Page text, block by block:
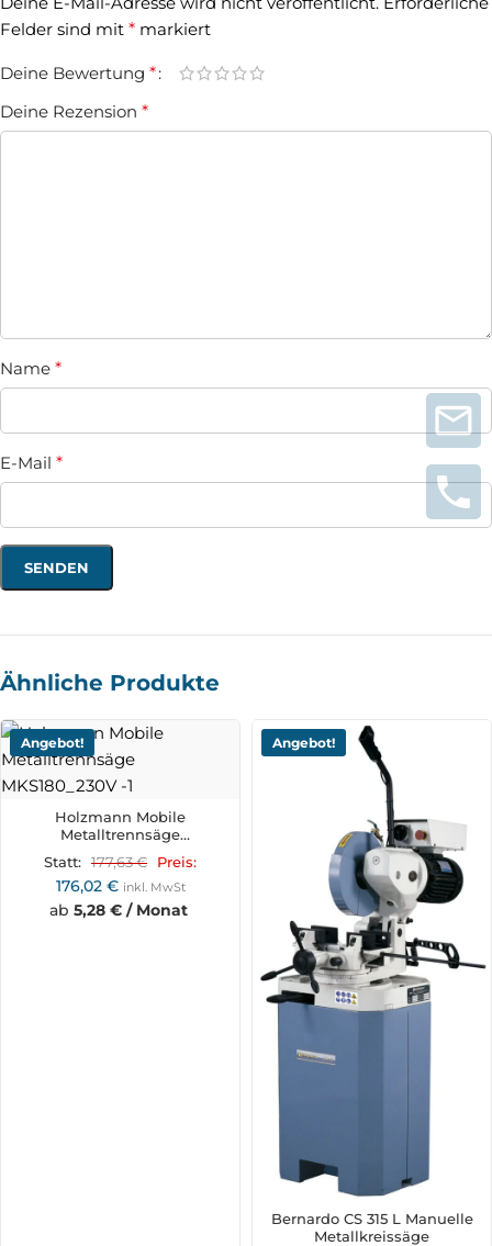
Felder sind mit * markiert
Deine Bewertung *
Deine Rezension *
Name *
E-Mail *
Ähnliche Produkte
Angebot!
Holzmann Mobile
Metalltrennsäge
Statt: 177,63€ Preis:
176,02 € inkl. MwSt
ab 5,28 € / Monat
Angebot!
Bernardo CS 315 L Manuelle
Metallkreissäge